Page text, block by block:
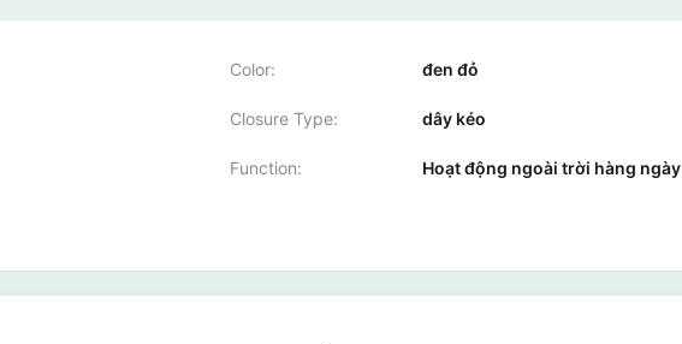
Color: đen đỏ
Closure Type: dây kéo
Function: Hoạt động ngoài trời hàng ngày